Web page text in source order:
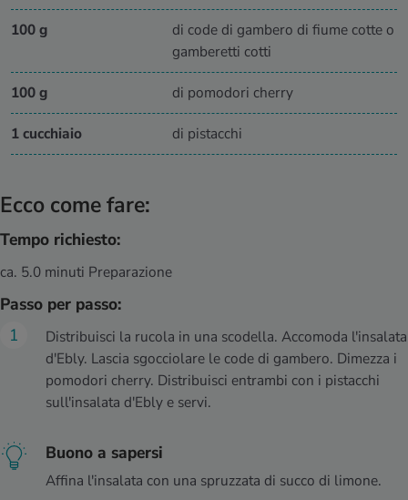
100 g
di code di gambero di fiume cotte o
gamberetti cotti
100 g di pomodori cherry
1 cucchiaio di pistacchi
Ecco come fare:
Tempo richiesto:
ca. 5.0 minuti Preparazione
Passo per passo:
Distribuisci la rucola in una scodella. Accomoda l'insalata
d'Ebly. Lascia sgocciolare le code di gambero. Dimezza i
pomodori cherry. Distribuisci entrambi con i pistacchi
sull'insalata d'Ebly e servi.
Buono a sapersi
Affina l'insalata con una spruzzata di succo di limone.